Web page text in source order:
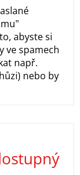
abyste si
ve spamech
např.
nebo by